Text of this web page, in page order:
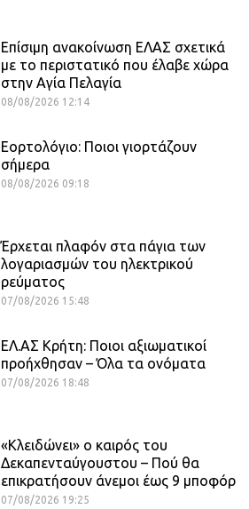
Επίσιμη ανακοίνωση ΕΛΑΣ σχετικά
με το περιστατικό που έλαβε χώρα
στην Αγία Πελαγία
08/08/2026 12:14
Εορτολόγιο: Ποιοι γιορτάζουν
σήμερα
08/08/2026 09:18
Έρχεται πλαφόν στα πάγια των
λογαριασμών του ηλεκτρικού
ρεύματος
07/08/2026 15:48
ΕΛ.ΑΣ Κρήτη: Ποιοι αξιωματικοί
προήχθησαν – Όλα τα ονόματα
07/08/2026 18:48
«Κλειδώνει» ο καιρός του
Δεκαπενταύγουστου – Πού θα
επικρατήσουν άνεμοι έως 9 μποφόρ
07/08/2026 19:25